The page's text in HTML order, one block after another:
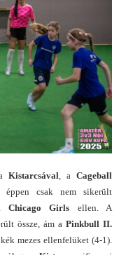
aKistarcsával, a Cageball
csak nem sikerült
Chicago Girls ellen. A
össze, ám a Pinkbull II.
mezes ellenfelüket (4-1).